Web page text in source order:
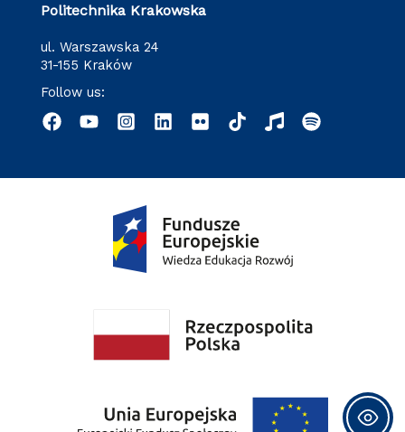
Politechnika Krakowska
ul. Warszawska 24
31-155 Kraków
Follow us: